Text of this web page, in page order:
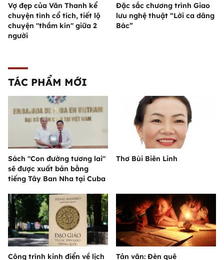
Vợ đẹp của Văn Thanh kể
chuyện tình cổ tích, tiết lộ
chuyện "thầm kín" giữa 2
người
Đặc sắc chương trình Giao
lưu nghệ thuật “Lời ca dâng
Bác”
TÁC PHẨM MỚI
Sách "Con đường tương lai"
sẽ được xuất bản bằng
tiếng Tây Ban Nha tại Cuba
Thơ Bùi Biên Linh
Công trình kinh điển về lịch
Tản văn: Đèn quê